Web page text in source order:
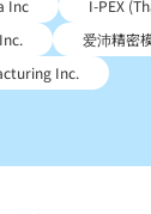
Inc
I-PEX
爱沛精密
Inc.